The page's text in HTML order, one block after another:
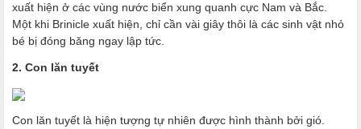
xuất hiện ở các vùng nước biển xung quanh cực Nam và Bắc.
Một khi Brinicle xuất hiện, chỉ cần vài giây thôi là các sinh vật nhỏ
bé bị đóng băng ngay lập tức.
2. Con lăn tuyết
Con lăn tuyết là hiện tượng tự nhiên được hình thành bởi gió.